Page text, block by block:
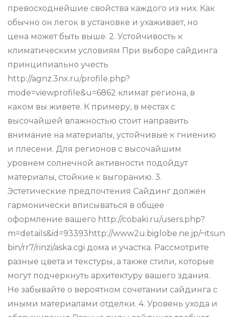
превосходнейшие свойства каждого из них. Как
обычно он легок в установке и ухаживает, но
цена может быть выше. 2. Устойчивость к
климатическим условиям При выборе сайдинга
принципиально учесть
http://agnz.3nx.ru/profile.php?
mode=viewprofile&u=6862 климат региона, в
каком вы живете. К примеру, в местах с
высочайшей влажностью стоит направить
внимание на материалы, устойчивые к гниению
и плесени. Для регионов с высочайшим
уровнем солнечной активности подойдут
материалы, стойкие к выгоранию. 3.
Эстетические предпочтения Сайдинг должен
гармонически вписываться в общее
оформление вашего http://cobaki.ru/users.php?
m=details&id=93393http://www2u.biglobe.ne.jp/
bin/rr7/rinzi/aska.cgi дома и участка. Рассмотрите
разные цвета и текстуры, а также стили, которые
могут подчеркнуть архитектуру вашего здания.
Не забывайте о вероятном сочетании сайдинга с
иными материалами отделки. 4. Уровень ухода и